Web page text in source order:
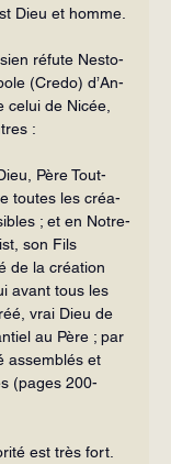
Dieu et homme.
réfute Nesto­
(Credo) d’An­
celui de Nicée,
:
Père Tout-
toutes les créa­
; et en Notre-
son Fils
de la création
avant tous les
vrai Dieu de
au Père ; par
assemblés et
(pages 200-
est très fort.